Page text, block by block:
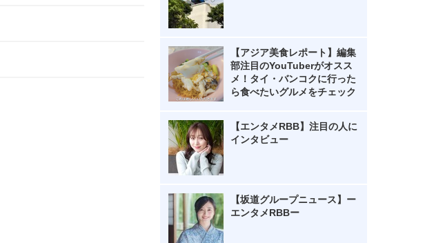
【アジア美食レポート】編集
部注目のYouTuberがオスス
メ！タイ・バンコクに行った
ら食べたいグルメをチェック
【エンタメRBB】注目の人に
インタビュー
【坂道グループニュース】ー
エンタメRBBー